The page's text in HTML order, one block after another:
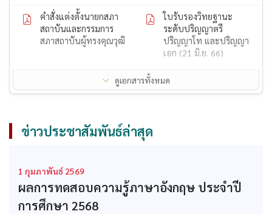
คำสั่งแต่งตั้งนายกสภา
สถาบันและกรรมการ
สภาสถาบันผู้ทรงคุณวุฒิ
ใบรับรองวิทยฐานะ
ระดับปริญญาตรี
ปริญญาโท และปริญญา
เอก (21 มิ.ย. 66)
ระดับปริญญาตรี
ระดับปริญญาโท
หลักสูตรปรัชญาดุษฎี
บัณฑิต สาขาวิชาการ
ก.พ. รับรองคุณวุฒิ
บัณฑิต สาขาวิชา
บริหารธุรกิจ
หลักสูตรบริหารธุรกิจ
มหาบัณฑิต สาขาวิชา
ดูเอกสารทั้งหมด
ข่าวประชาสัมพันธ์ล่าสุด
1 กุมภาพันธ์ 2569
ผลการทดสอบความรู้ภาษาอังกฤษ ประจำปี
การศึกษา 2568